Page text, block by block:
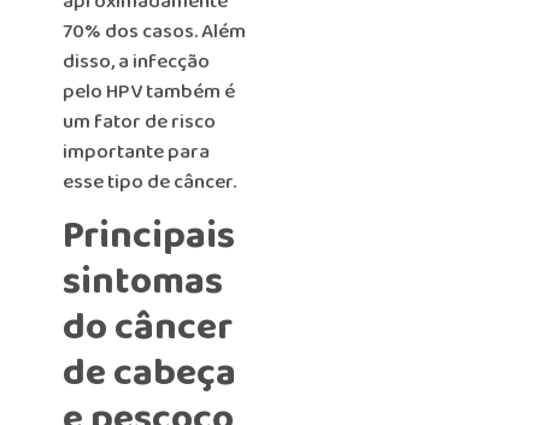
70% dos casos. Além
disso, a infecção
pelo HPV também é
um fator de risco
importante para
esse tipo de câncer.
Principais
sintomas
do câncer
de cabeça